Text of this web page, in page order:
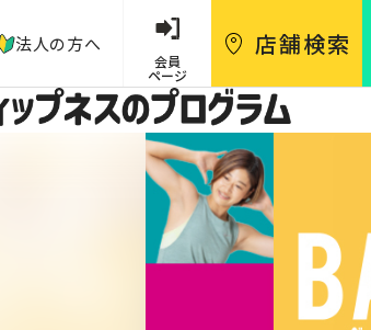
法人の方へ
会員
ページ
店舗検索